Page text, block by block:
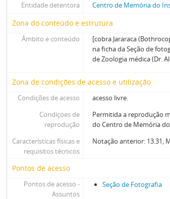
Entidade detentora
Centro de Memória do
Zona do conteúdo e estrutura
Âmbito e conteúdo
[cobra Jararaca
na ficha da Seção de
de Zoologia médica (Dr.
Zona de condições de acesso e utilização
Condições de acesso
acesso livre.
Condiçoes de
reprodução
Permitida a reprodução
do Centro de Memória
Características físicas e
requisitos técnicos
Notação anterior: 13.31,
Pontos de acesso
Pontos de acesso -
Assuntos
Seção de Fotografia